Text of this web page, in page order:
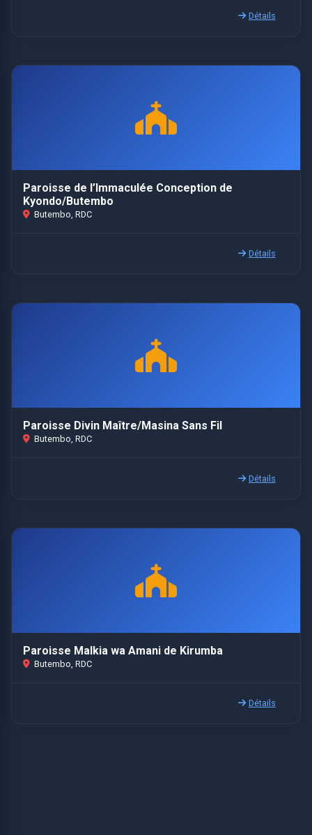
Détails
Paroisse de l’Immaculée Conception de
Kyondo/Butembo
Butembo, RDC
Détails
Paroisse Divin Maître/Masina Sans Fil
Butembo, RDC
Détails
Paroisse Malkia wa Amani de Kirumba
Butembo, RDC
Détails